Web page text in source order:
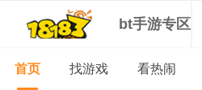
bt手游专区
首页 找游戏 看热闹